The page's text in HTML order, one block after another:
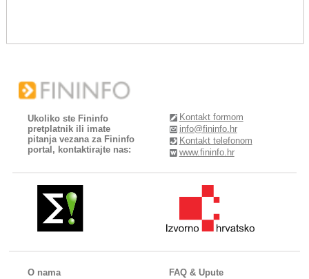
Ukoliko ste Fininfo
pretplatnik ili imate
pitanja vezana za Fininfo
portal, kontaktirajte nas:
Kontakt formom
info@fininfo.hr
Kontakt telefonom
www.fininfo.hr
O nama
FAQ & Upute